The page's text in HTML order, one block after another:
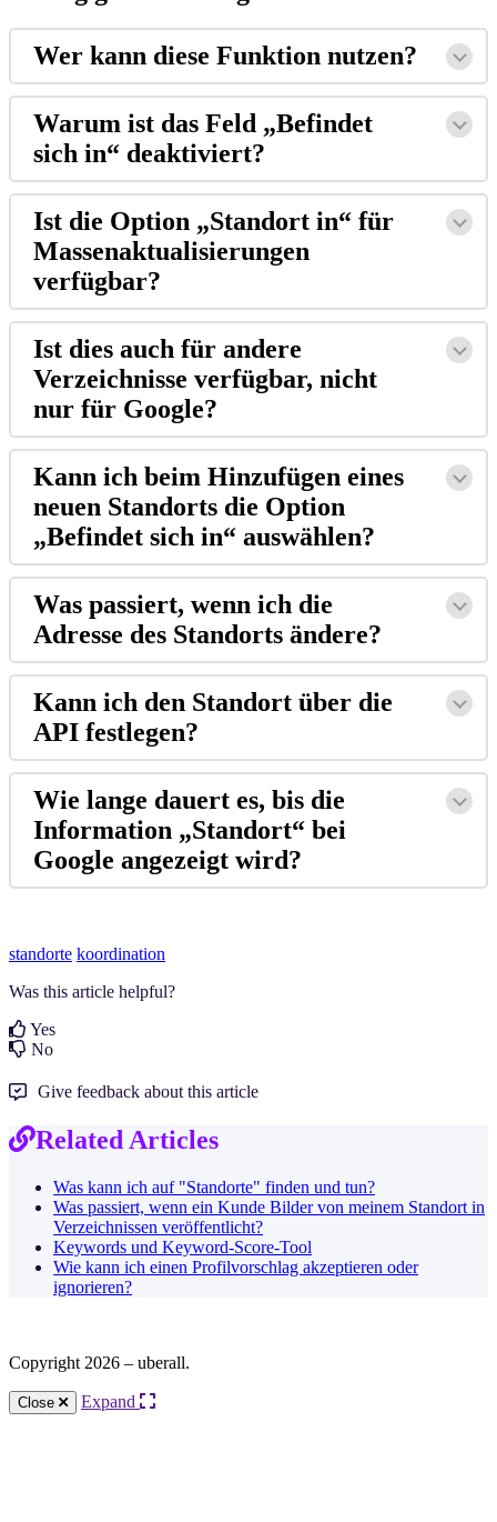
Wer kann diese Funktion nutzen?
Warum ist das Feld „Befindet
sich in“ deaktiviert?
Ist die Option „Standort in“ für
Massenaktualisierungen
verfügbar?
Ist dies auch für andere
Verzeichnisse verfügbar, nicht
nur für Google?
Kann ich beim Hinzufügen eines
neuen Standorts die Option
„Befindet sich in“ auswählen?
Was passiert, wenn ich die
Adresse des Standorts ändere?
Kann ich den Standort über die
API festlegen?
Wie lange dauert es, bis die
Information „Standort“ bei
Google angezeigt wird?
standorte koordination
Was this article helpful?
Yes
No
Give feedback about this article
Related Articles
Was kann ich auf "Standorte" finden und tun?
Was passiert, wenn ein Kunde Bilder von meinem Standort in
Verzeichnissen veröffentlicht?
Keywords und Keyword-Score-Tool
Wie kann ich einen Profilvorschlag akzeptieren oder
ignorieren?
Copyright 2026 – uberall.
Close Expand